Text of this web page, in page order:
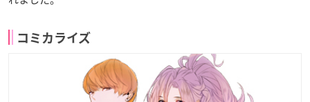
コミカライズ